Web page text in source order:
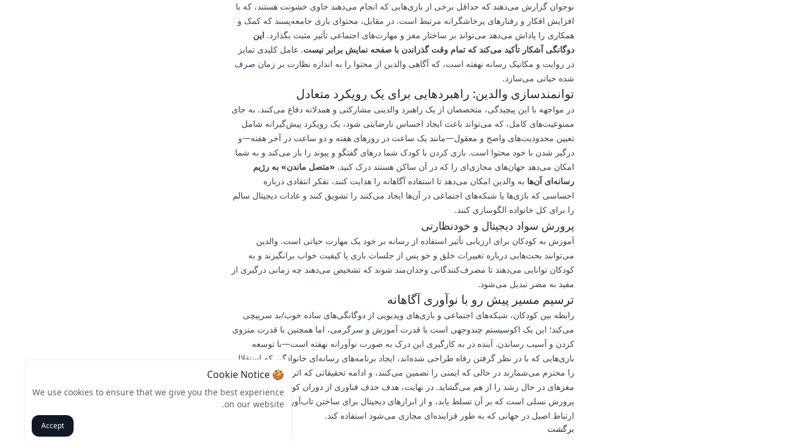
نوجوان گزارش می‌دهند که حداقل برخی از بازی‌هایی که انجام می‌دهند حاوی خشونت هستند، که با
افزایش افکار و رفتارهای پرخاشگرانه مرتبط است. در مقابل، محتوای بازی جامعه‌پسند که کمک و
همکاری را پاداش می‌دهد می‌تواند بر ساختار مغز و مهارت‌های اجتماعی تأثیر مثبت بگذارد. این
دوگانگی آشکار تأکید می‌کند که تمام وقت گذراندن با صفحه نمایش برابر نیست. عامل کلیدی تمایز
در روایت و مکانیک رسانه نهفته است، که آگاهی والدین از محتوا را به اندازه نظارت بر زمان صرف
شده حیاتی می‌سازد.
توانمندسازی والدین: راهبردهایی برای یک رویکرد متعادل
در مواجهه با این پیچیدگی، متخصصان از یک راهبرد والدینی مشارکتی و همدلانه دفاع می‌کنند. به جای
ممنوعیت‌های کامل، که می‌تواند باعث ایجاد احساس نارضایتی شود، یک رویکرد پیش‌گیرانه شامل
تعیین محدودیت‌های واضح و معقول—مانند یک ساعت در روزهای هفته و دو ساعت در آخر هفته—و
درگیر شدن با خود محتوا است. بازی کردن با کودک شما درهای گفتگو و پیوند را باز می‌کند و به شما
امکان می‌دهد جهان‌های مجازی‌ای را که در آن ساکن هستند درک کنید. «متصل ماندن» به رژیم
رسانه‌ای آن‌ها به والدین امکان می‌دهد تا استفاده آگاهانه را هدایت کنند، تفکر انتقادی درباره
احساسی که بازی‌ها یا شبکه‌های اجتماعی در آن‌ها ایجاد می‌کنند را تشویق کنند و عادات دیجیتال سالم
را برای کل خانواده الگوسازی کنند.
پرورش سواد دیجیتال و خودنظارتی
آموزش به کودکان برای ارزیابی تأثیر استفاده از رسانه بر خود یک مهارت حیاتی است. والدین
می‌توانند بحث‌هایی درباره تغییرات خلق و خو پس از جلسات بازی یا کیفیت خواب برانگیزند و به
کودکان توانایی می‌دهند تا مصرف‌کنندگانی وجدان‌مند شوند که تشخیص می‌دهند چه زمانی درگیری از
مفید به مضر تبدیل می‌شود.
ترسیم مسیر پیش رو با نوآوری آگاهانه
رابطه بین کودکان، شبکه‌های اجتماعی و بازی‌های ویدیویی از دوگانگی‌های ساده خوب/بد سرپیچی
می‌کند؛ این یک اکوسیستم چندوجهی است با قدرت آموزش و سرگرمی، اما همچنین با قدرت منزوی
کردن و آسیب رساندن. آینده در به کارگیری این درک به صورت نوآورانه نهفته است—با توسعه
بازی‌هایی که با در نظر گرفتن رفاه طراحی شده‌اند، ایجاد برنامه‌های رسانه‌ای خانوادگی که استقلال
را محترم می‌شمارند در حالی که ایمنی را تضمین می‌کنند، و ادامه تحقیقاتی که اثرات ظریف بر
مغزهای در حال رشد را از هم می‌گشاید. در نهایت، هدف حذف فناوری از دوران کودکی نیست، بلکه
پرورش نسلی است که بر آن تسلط یابد، و از ابزارهای دیجیتال برای ساختن تاب‌آوری، خلاقیت و
ارتباط اصیل در جهانی که به طور فزاینده‌ای مجازی می‌شود استفاده کند.
برگشت
🍪 Cookie Notice
We use cookies to ensure that we give you the best experience
on our website.
Accept